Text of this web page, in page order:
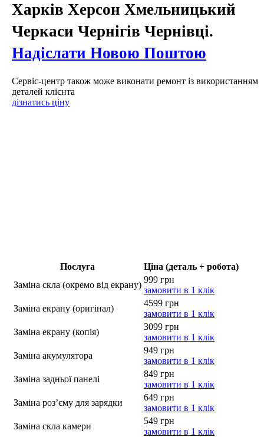
Харків Херсон Хмельницький
Черкаси Чернігів Чернівці.
Надіслати Новою Поштою
Сервіс-центр також може виконати ремонт із використанням
деталей клієнта
дізнатись ціну
Послуга
Ціна (деталь + робота)
Заміна скла (окремо від екрану)
999 грн
замовити в 1 клік
Заміна екрану (оригінал)
4599 грн
замовити в 1 клік
Заміна екрану (копія)
3099 грн
замовити в 1 клік
Заміна акумулятора
949 грн
замовити в 1 клік
Заміна задньої панелі
849 грн
замовити в 1 клік
Заміна роз’єму для зарядки
649 грн
замовити в 1 клік
Заміна скла камери
549 грн
замовити в 1 клік